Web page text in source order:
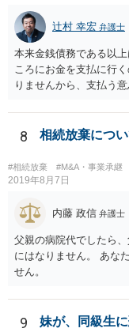
辻村 幸宏 弁護士
本来金銭債務である以
ころにお金を支払に行
りませんから、支払う
るかと思います。
8 相続放棄につ
#相続放棄 #M&A・事業承継
2019年8月7日
内藤 政信 弁護士
父親の病院代でしたら
にはなりません。 あな
せん。
9
妹が、同級生